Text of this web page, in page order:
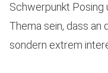
Schwerpunkt Posing
Thema sein, dass an
sondern extrem